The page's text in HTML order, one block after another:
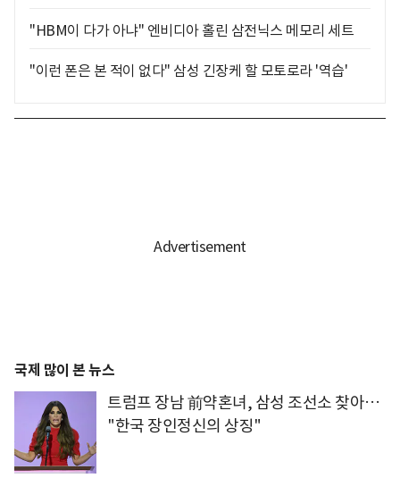
"HBM이 다가 아냐" 엔비디아 홀린 삼전닉스 메모리 세트
"이런 폰은 본 적이 없다" 삼성 긴장케 할 모토로라 '역습'
국제 많이 본 뉴스
트럼프 장남 前약혼녀, 삼성 조선소 찾아…
"한국 장인정신의 상징"